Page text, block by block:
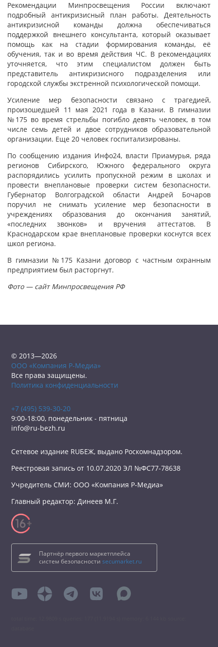
Рекомендации Минпросвещения России включают
подробный антикризисный план работы. Деятельность
антикризисной команды должна обеспечиваться
поддержкой внешнего консультанта, который оказывает
помощь как на стадии формирования команды, её
обучения, так и во время действия ЧС. В рекомендациях
уточняется, что этим специалистом должен быть
представитель антикризисного подразделения или
городской службы экстренной психологической помощи.
Усиление мер безопасности связано с трагедией,
произошедшей 11 мая 2021 года в Казани. В гимназии
№175 во время стрельбы погибло девять человек, в том
числе семь детей и двое сотрудников образовательной
организации. Еще 20 человек госпитализированы.
По сообщению издания Инфо24, власти Приамурья, ряда
регионов Сибирского, Южного федерального округа
распорядились усилить пропускной режим в школах и
провести внеплановые проверки систем безопасности.
Губернатор Волгоградской области Андрей Бочаров
поручил не снимать усиление мер безопасности в
учреждениях образования до окончания занятий,
«последних звонков» и вручения аттестатов. В
Краснодарском крае внеплановые проверки коснутся всех
школ региона.
В гимназии №175 Казани договор с частным охранным
предприятием был расторгнут.
Фото — сайт Минпросвещения РФ
© 2013—2026
ООО «Компания Р-Медиа»
Все права защищены.
Политика конфиденциальности
+7 (495) 539-30-20
9:00-18:00, понедельник - пятница
info@ru-bezh.ru
Сетевое издание RUБЕЖ, выдано Роскомнадзором.
Реестровая запись от 10.07.2020 ЭЛ №ФС77-78638
Учредитель СМИ: ООО «Компания Р-Медиа»
Главный редактор: Динеев М.Г.
Партнёр первого маркетплейса
систем безопасности secumarket.ru